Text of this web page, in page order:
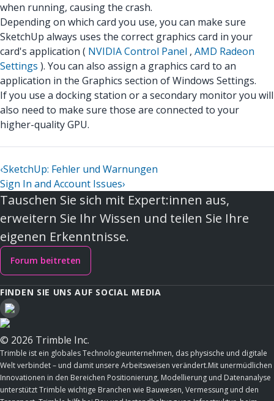
when running, causing the crash.
Depending on which card you use, you can make sure
SketchUp always uses the correct graphics card in your
card's application ( NVIDIA Control Panel , AMD Radeon
Settings ). You can also assign a graphics card to an
application in the Graphics section of Windows Settings.
If you use a docking station or a secondary monitor you will
also need to make sure those are connected to your
higher-quality GPU.
‹SketchUp: Fehler und Warnungen
Sign In and Account Issues›
Tauschen Sie sich mit Expert:innen aus,
erweitern Sie Ihr Wissen und teilen Sie Ihre
eigenen Erkenntnisse.
Forum beitreten
FINDEN SIE UNS AUF SOCIAL MEDIA
© 2026 Trimble Inc.
Trimble ist ein globales Technologieunternehmen, das physische und digitale
Welt verbindet – und damit unsere Arbeitsweisen verändert.Mit unermüdlichen
Innovationen in den Bereichen Positionierung, Modellierung und Datenanalyse
unterstützt Trimble wichtige Branchen wie Bauwesen, Vermessung und den